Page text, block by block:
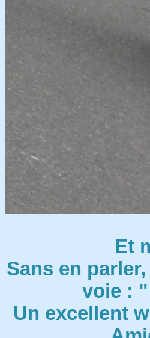
Et
Sans en
voie :
Un excellent